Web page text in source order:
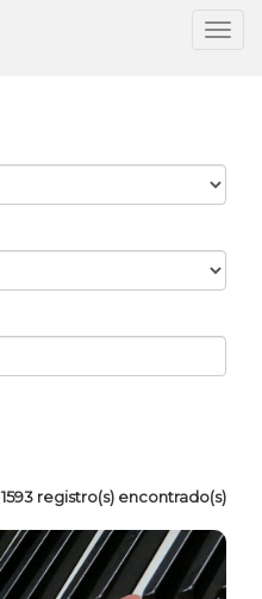
1593 registro(s) encontrado(s)